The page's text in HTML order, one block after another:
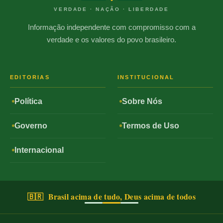
VERDADE · NAÇÃO · LIBERDADE
Informação independente com compromisso com a
verdade e os valores do povo brasileiro.
EDITORIAS
Política
Governo
Internacional
INSTITUCIONAL
Sobre Nós
Termos de Uso
🇧🇷 Brasil acima de tudo, Deus acima de todos